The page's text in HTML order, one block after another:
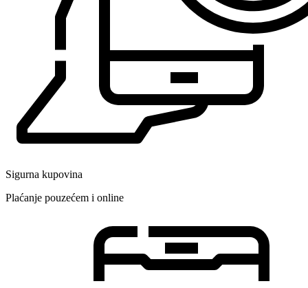
Sigurna kupovina
Plaćanje pouzećem i online